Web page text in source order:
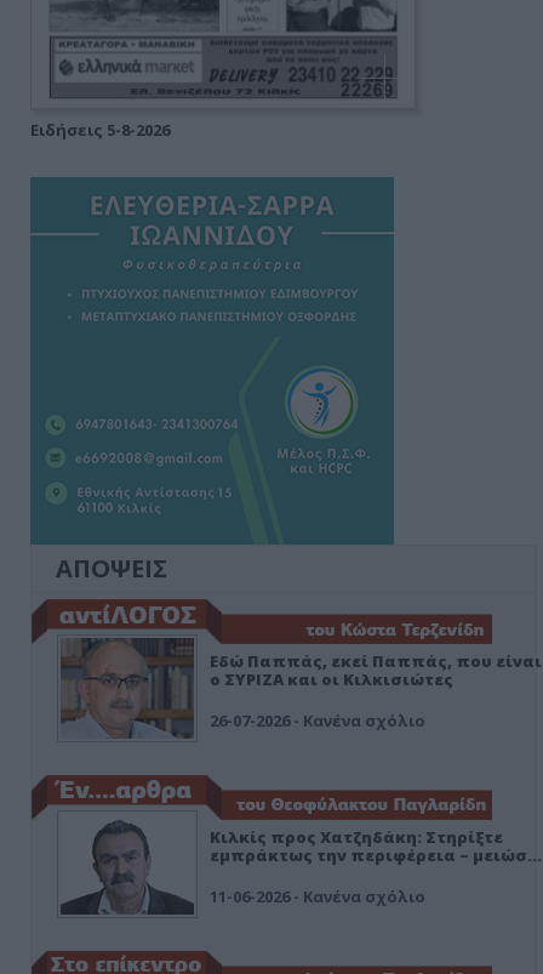
Ειδήσεις 5-8-2026
ΑΠΟΨΕΙΣ
Εδώ Παππάς, εκεί Παππάς, που είναι
ο ΣΥΡΙΖΑ και οι Κιλκισιώτες
26-07-2026 - Κανένα σχόλιο
Κιλκίς προς Χατζηδάκη: Στηρίξτε
εμπράκτως την περιφέρεια – μειώσ…
11-06-2026 - Κανένα σχόλιο